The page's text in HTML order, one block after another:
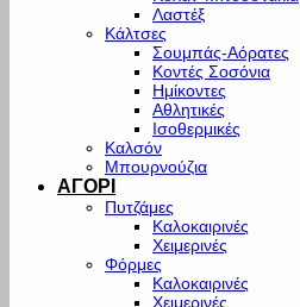
Λαστέξ
Κάλτσες
Σουμπάς-Αόρατες
Κοντές Σοσόνια
Ημίκοντες
Αθλητικές
Ισοθερμικές
Καλσόν
Μπουρνούζια
ΑΓΟΡΙ
Πυτζάμες
Καλοκαιρινές
Χειμερινές
Φόρμες
Καλοκαιρινές
Χειμερινές